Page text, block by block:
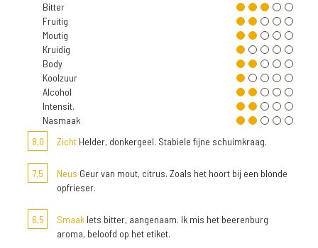
Bitter
Fruitig
Moutig
Kruidig
Body
Koolzuur
Alcohol
Intensit.
Nasmaak
8,0
Zicht Helder, donkergeel. Stabiele fijne schuimkraag.
7,5 Neus Geur van mout, citrus. Zoals het hoort bij een blonde
opfrieser.
6,5 Smaak Iets bitter, aangenaam. Ik mis het beerenburg
aroma, beloofd op het etiket.